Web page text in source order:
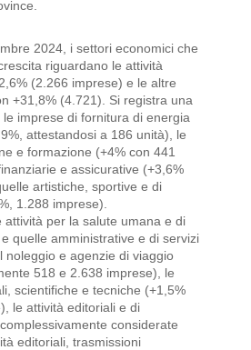
2024, i settori economici che
riguardano le attività
(2.266 imprese) e le altre
+31,8% (4.721). Si registra una
imprese di fornitura di energia
attestandosi a 186 unità), le
e formazione (+4% con 441
e assicurative (+3,6%
artistiche, sportive e di
1.288 imprese).
attività per la salute umana e di
quelle amministrative e di servizi
noleggio e agenzie di viaggio
518 e 2.638 imprese), le
scientifiche e tecniche (+1,5%
le attività editoriali e di
considerate
editoriali, trasmissioni